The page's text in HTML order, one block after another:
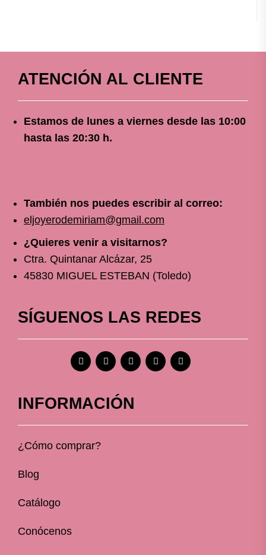
ATENCIÓN AL CLIENTE
Estamos de lunes a viernes desde las 10:00
hasta las 20:30 h.
También nos puedes escribir al correo:
eljoyerodemiriam@gmail.com
¿Quieres venir a visitarnos?
Ctra. Quintanar Alcázar, 25
45830 MIGUEL ESTEBAN (Toledo)
SÍGUENOS LAS REDES
INFORMACIÓN
¿Cómo comprar?
Blog
Catálogo
Conócenos